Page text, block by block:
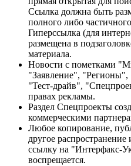
Ссылка должна быть
полного либо
Гиперссылка (для
размещена в
материала.
Новости с пометками
"Заявление",
"Тест-драйв",
правах рекламы.
Раздел Спецпроекты
коммерческими
Любое копирование,
другое
ссылку на "Интерфакс-
воспрещается.